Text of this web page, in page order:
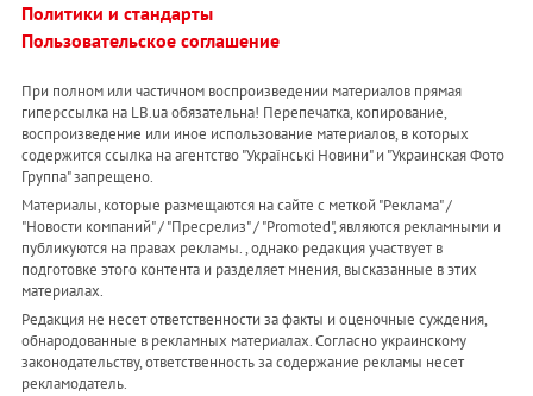
Политики и стандарты
Пользовательское соглашение
При полном или частичном воспроизведении материалов прямая
гиперссылка на LB.ua обязательна! Перепечатка, копирование,
воспроизведение или иное использование материалов, в которых
содержится ссылка на агентство "Українськi Новини" и "Украинская Фото
Группа" запрещено.
Материалы, которые размещаются на сайте с меткой "Реклама" /
"Новости компаний" / "Пресрелиз" / "Promoted", являются рекламными и
публикуются на правах рекламы. , однако редакция участвует в
подготовке этого контента и разделяет мнения, высказанные в этих
материалах.
Редакция не несет ответственности за факты и оценочные суждения,
обнародованные в рекламных материалах. Согласно украинскому
законодательству, ответственность за содержание рекламы несет
рекламодатель.